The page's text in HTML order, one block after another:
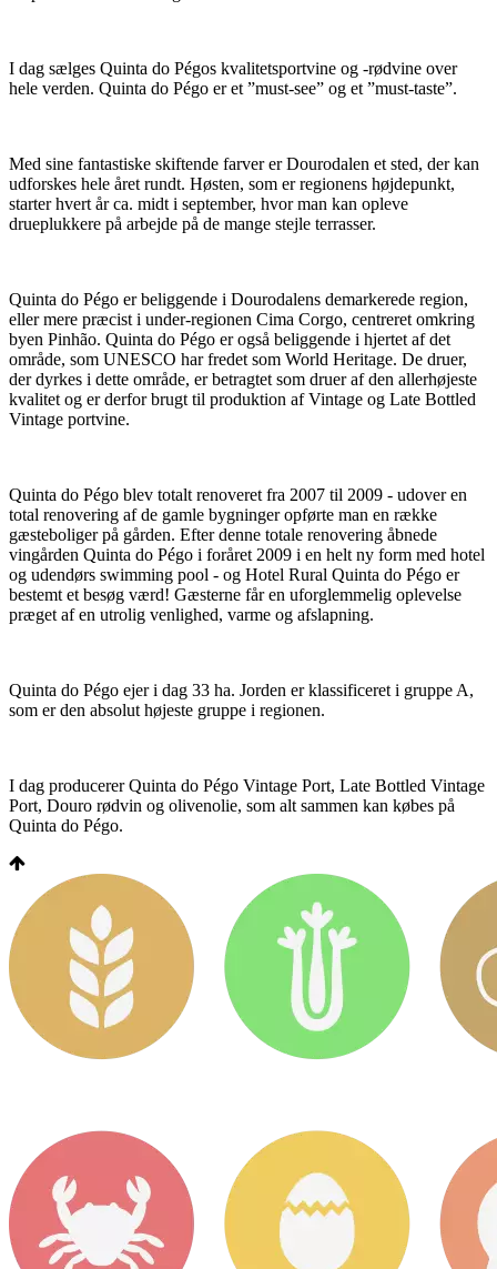
I dag sælges Quinta do Pégos kvalitetsportvine og -rødvine over
hele verden. Quinta do Pégo er et ”must-see” og et ”must-taste”.
Med sine fantastiske skiftende farver er Dourodalen et sted, der kan
udforskes hele året rundt. Høsten, som er regionens højdepunkt,
starter hvert år ca. midt i september, hvor man kan opleve
drueplukkere på arbejde på de mange stejle terrasser.
Quinta do Pégo er beliggende i Dourodalens demarkerede region,
eller mere præcist i under-regionen Cima Corgo, centreret omkring
byen Pinhão. Quinta do Pégo er også beliggende i hjertet af det
område, som UNESCO har fredet som World Heritage. De druer,
der dyrkes i dette område, er betragtet som druer af den allerhøjeste
kvalitet og er derfor brugt til produktion af Vintage og Late Bottled
Vintage portvine.
Quinta do Pégo blev totalt renoveret fra 2007 til 2009 - udover en
total renovering af de gamle bygninger opførte man en række
gæsteboliger på gården. Efter denne totale renovering åbnede
vingården Quinta do Pégo i foråret 2009 i en helt ny form med hotel
og udendørs swimming pool - og Hotel Rural Quinta do Pégo er
bestemt et besøg værd! Gæsterne får en uforglemmelig oplevelse
præget af en utrolig venlighed, varme og afslapning.
Quinta do Pégo ejer i dag 33 ha. Jorden er klassificeret i gruppe A,
som er den absolut højeste gruppe i regionen.
I dag producerer Quinta do Pégo Vintage Port, Late Bottled Vintage
Port, Douro rødvin og olivenolie, som alt sammen kan købes på
Quinta do Pégo.